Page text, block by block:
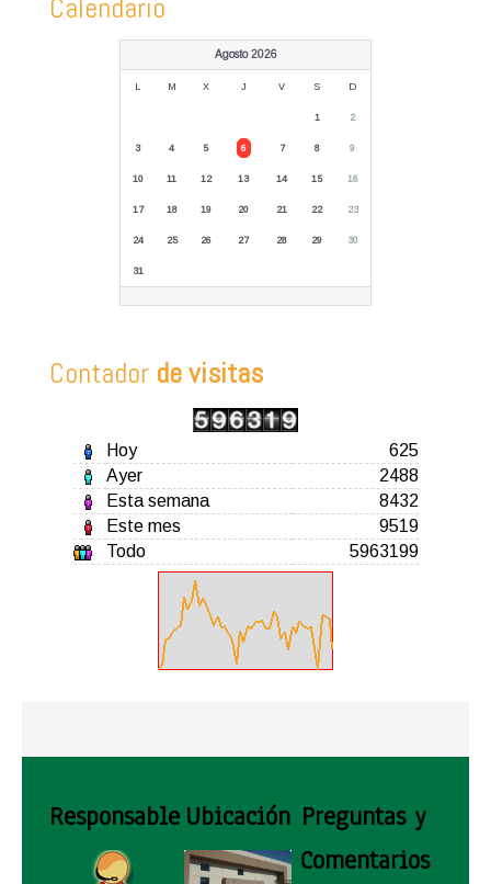
Calendario
Agosto 2026
L M X J V S D
1 2
3 4 5 6 7 8 9
10 11 12 13 14 15 16
17 18 19 20 21 22 23
24 25 26 27 28 29 30
31
Contador de visitas
Hoy
625
Ayer
2488
Esta semana
8432
Este mes
9519
Todo
5963199
Responsable Ubicación Preguntas y
Comentarios